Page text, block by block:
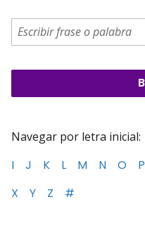
Navegar por letra inicial:
I
J K L M N O P
X
Y Z #